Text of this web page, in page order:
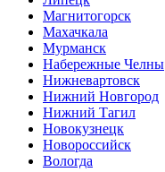
Магнитогорск
Махачкала
Мурманск
Набережные Челны
Нижневартовск
Нижний Новгород
Нижний Тагил
Новокузнецк
Новороссийск
Вологда